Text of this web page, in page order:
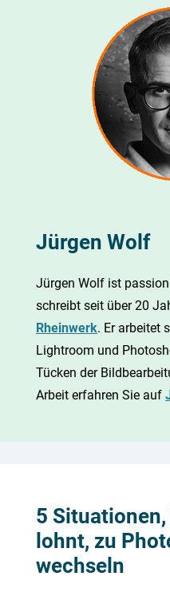
Jürgen Wolf
Jürgen Wolf ist
schreibt seit über 20
Rheinwerk. Er arbeitet
Lightroom und
Tücken der
Arbeit erfahren Sie auf
5
lohnt, zu
wechseln